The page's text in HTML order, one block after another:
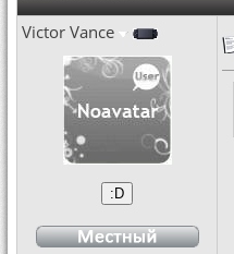
Victor Vance